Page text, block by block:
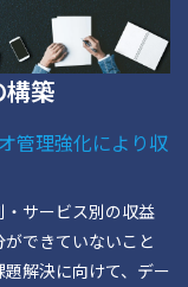
構築
管理強化により収
サービス別の収益
できていないこと
解決に向けて、デー